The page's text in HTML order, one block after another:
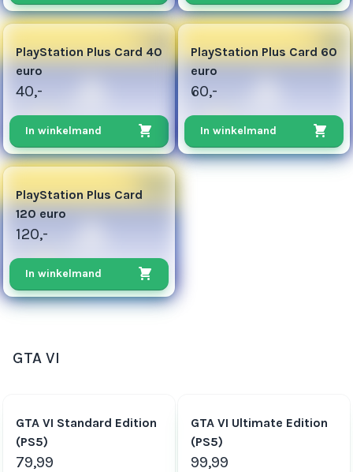
20
PlayStation Plus Card 40
euro
40,-
In winkelmand
60
PlayStation Plus Card 60
euro
60,-
In winkelmand
240
PlayStation Plus Card
120 euro
120,-
In winkelmand
GTA VI
79
GTA VI Standard Edition
(PS5)
79,99
99
GTA VI Ultimate Edition
(PS5)
99,99